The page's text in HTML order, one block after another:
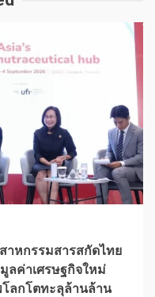
าหกรรมสารสกัดไทย
ลค่าเศรษฐกิจใหม่
ลกโตทะลุล้านล้าน